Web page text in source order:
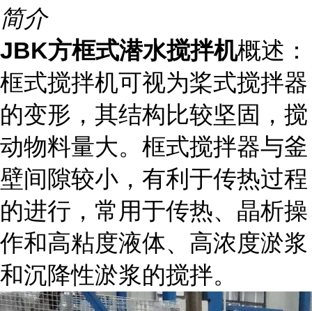
简介
JBK方框式潜水搅拌机概述：
框式搅拌机可视为桨式搅拌器
的变形，其结构比较坚固，搅
动物料量大。框式搅拌器与釜
壁间隙较小，有利于传热过程
的进行，常用于传热、晶析操
作和高粘度液体、高浓度淤浆
和沉降性淤浆的搅拌。